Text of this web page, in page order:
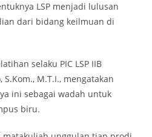
LSP menjadi lulusan
dari bidang keilmuan di
selaku PIC LSP IIB
M.T.I., mengatakan
ini sebagai wadah untuk
biru.